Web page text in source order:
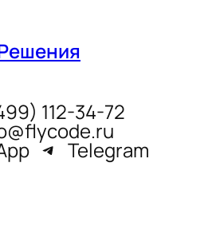
112-34-72
Telegram